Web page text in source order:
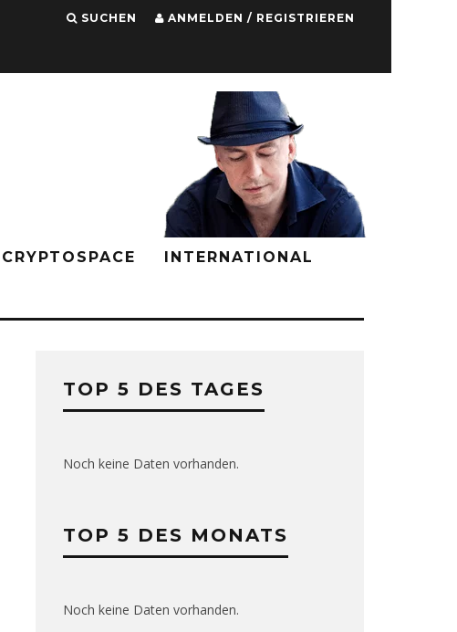
SUCHEN ANMELDEN / REGISTRIEREN
CRYPTOSPACE INTERNATIONAL
TOP 5 DES TAGES
Noch keine Daten vorhanden.
TOP 5 DES MONATS
Noch keine Daten vorhanden.